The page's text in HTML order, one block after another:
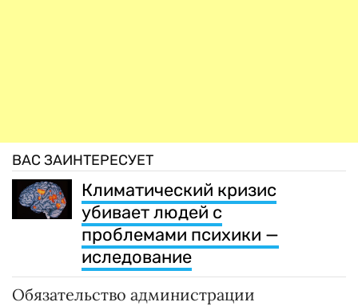
ВАС ЗАИНТЕРЕСУЕТ
Климатический кризис
убивает людей с
проблемами психики —
иследование
Обязательство администрации